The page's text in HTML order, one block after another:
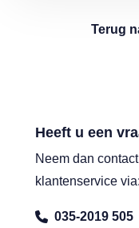
Terug
Heeft u een
Neem dan
klantenservice via:
035-2019 505